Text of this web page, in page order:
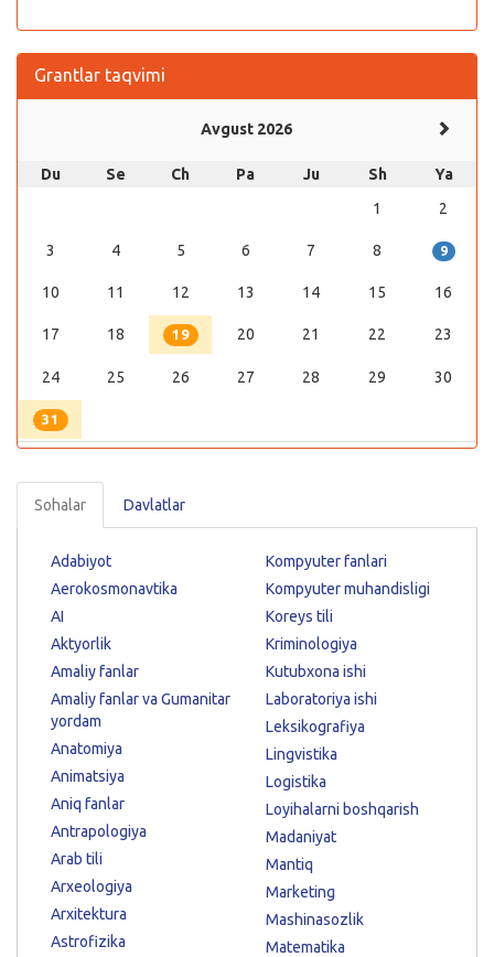
Grantlar taqvimi
Avgust 2026
Du Se Ch Pa Ju Sh
Ya
1
2
3 4 5 6 7 8 9
10 11 12 13 14 15 16
17 18 19 20 21 22 23
24 25 26 27 28 29 30
31
Sohalar Davlatlar
Adabiyot
Aerokosmonavtika
AI
Aktyorlik
Amaliy fanlar
Amaliy fanlar va Gumanitar
yordam
Anatomiya
Animatsiya
Aniq fanlar
Antrapologiya
Arab tili
Arxeologiya
Arxitektura
Astrofizika
Kompyuter fanlari
Kompyuter muhandisligi
Koreys tili
Kriminologiya
Kutubxona ishi
Laboratoriya ishi
Leksikografiya
Lingvistika
Logistika
Loyihalarni boshqarish
Madaniyat
Mantiq
Marketing
Mashinasozlik
Matematika